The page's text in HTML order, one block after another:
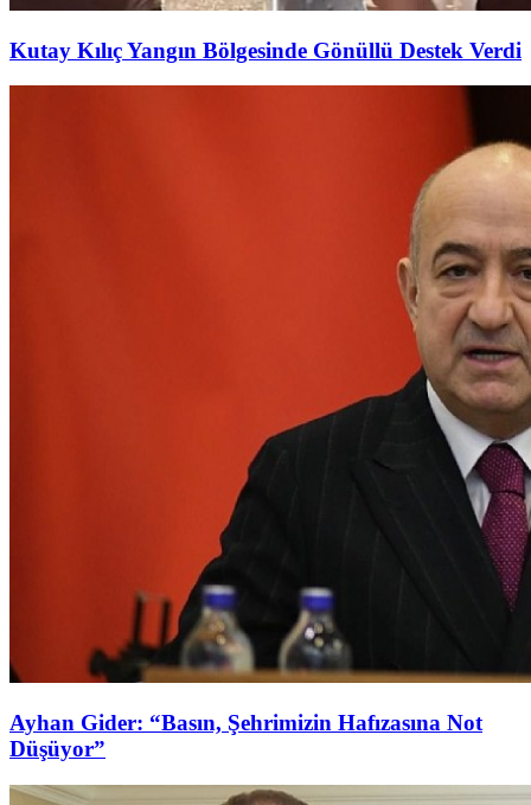
Kutay Kılıç Yangın Bölgesinde Gönüllü Destek Verdi
Ayhan Gider: “Basın, Şehrimizin Hafızasına Not
Düşüyor”